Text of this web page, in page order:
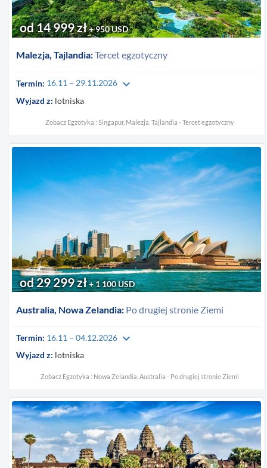
Malezja, Tajlandia:Tercet egzotyczny
od 14 999 zł+ 950 USD
Termin: 16.11 – 29.11.2026 keyboard_arrow_down
Wyjazd z: lotniska
Zobacz Egzotyka : Singapur, Malezja, Tajlandia - Tercet egzotyczny
Australia, Nowa Zelandia: Po drugiej stronie Ziemi
od 29 299 zł+ 1 100 USD
Termin: 16.11 – 04.12.2026 keyboard_arrow_down
Wyjazd z: lotniska
Zobacz Egzotyka : Nowa Zelandia, Australia - Po drugiej stronie Ziemi